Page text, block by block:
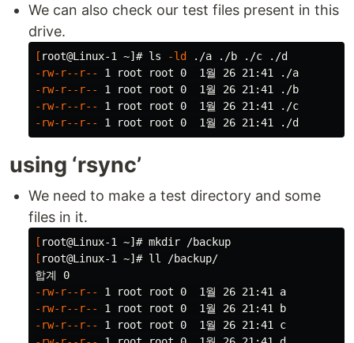
We can also check our test files present in this
drive.
[ root@Linux-1 ~]# ls -ld
-rw-r--r--
-rw-r--r--
-rw-r--r--
-rw-r--r--
using ‘rsync’
We need to make a test directory and some
files in it.
[ root@Linux-1 ~]# mkdir
[ root@Linux-1 ~]# ll /backup/
-rw-r--r--
-rw-r--r--
-rw-r--r--